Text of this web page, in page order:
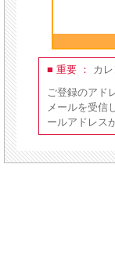
■ 重要 ：
カ
ご登録のアド
メールを受信
ールアドレス